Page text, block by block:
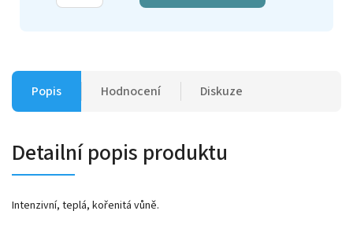
Popis Hodnocení Diskuze
Detailní popis produktu
Intenzivní, teplá, kořenitá vůně.